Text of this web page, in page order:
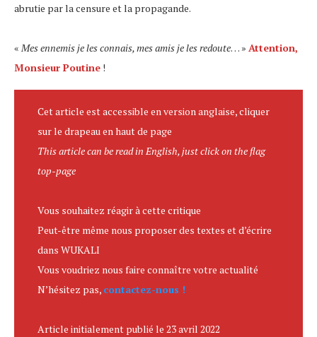
abrutie par la censure et la propagande.
« Mes ennemis je les connais, mes amis je les redoute… » Attention,
Monsieur Poutine !
Cet article est accessible en version anglaise, cliquer
sur le drapeau en haut de page
This article can be read in English, just click on the flag
top-page
Vous souhaitez réagir à cette critique
Peut-être même nous proposer des textes et d’écrire
dans WUKALI
Vous voudriez nous faire connaître votre actualité
N’hésitez pas, contactez-nous !
Article initialement publié le 23 avril 2022